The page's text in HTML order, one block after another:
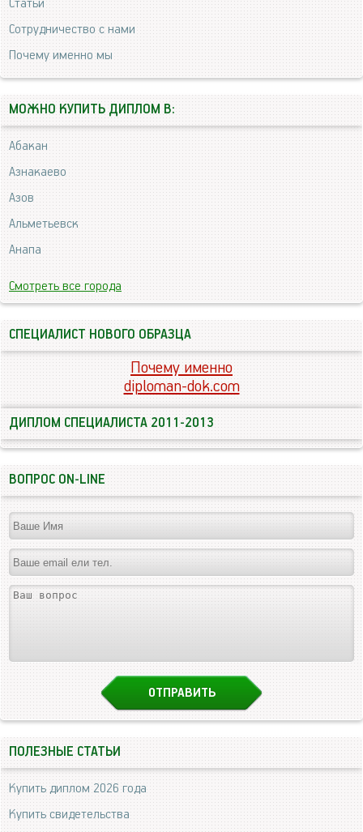
Статьи
Сотрудничество с нами
Почему именно мы
МОЖНО КУПИТЬ ДИПЛОМ В:
Абакан
Азнакаево
Азов
Альметьевск
Анапа
Смотреть все города
СПЕЦИАЛИСТ НОВОГО ОБРАЗЦА
Почему именно
diploman-dok.com
ДИПЛОМ СПЕЦИАЛИСТА 2011-2013
ВОПРОС ON-LINE
ПОЛЕЗНЫЕ СТАТЬИ
Купить диплом 2026 года
Купить свидетельства